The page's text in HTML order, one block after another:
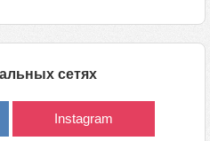
сетях
Instagram